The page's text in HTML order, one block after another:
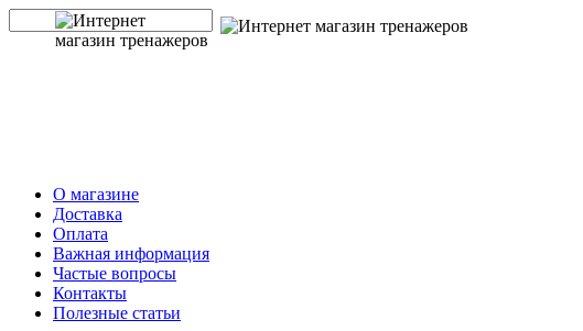
О магазине
Доставка
Оплата
Важная информация
Частые вопросы
Контакты
Полезные статьи